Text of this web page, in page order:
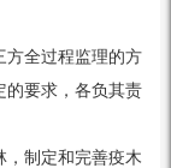
全过程监理的方
的要求，各负其责
，制定和完善疫木